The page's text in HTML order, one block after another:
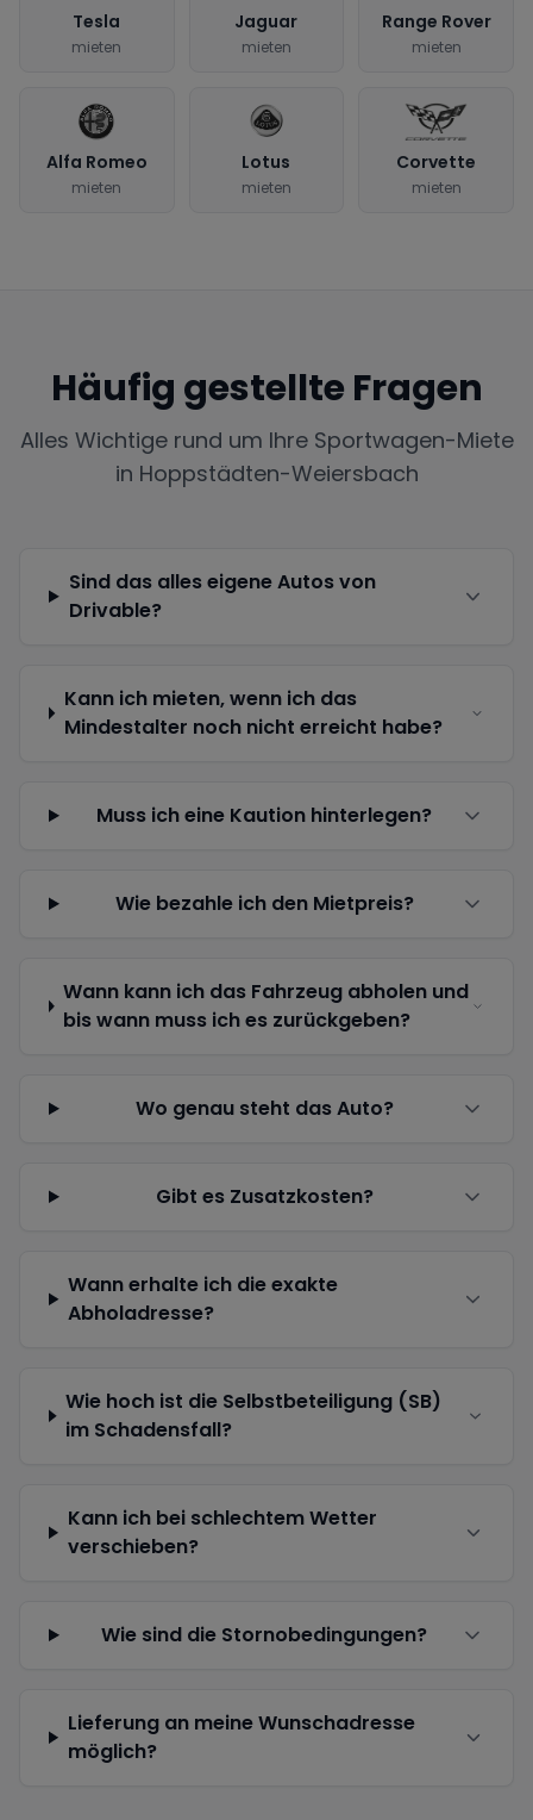
Tesla
mieten
Jaguar
mieten
Range Rover
mieten
Alfa Romeo
mieten
Lotus
mieten
Corvette
mieten
Häufig gestellte Fragen
Alles Wichtige rund um Ihre Sportwagen-Miete
in Hoppstädten-Weiersbach
Sind das alles eigene Autos von
Drivable?
Kann ich mieten, wenn ich das
Mindestalter noch nicht erreicht habe?
Muss ich eine Kaution hinterlegen?
Wie bezahle ich den Mietpreis?
Wann kann ich das Fahrzeug abholen und
bis wann muss ich es zurückgeben?
Wo genau steht das Auto?
Gibt es Zusatzkosten?
Wann erhalte ich die exakte
Abholadresse?
Wie hoch ist die Selbstbeteiligung (SB)
im Schadensfall?
Kann ich bei schlechtem Wetter
verschieben?
Wie sind die Stornobedingungen?
Lieferung an meine Wunschadresse
möglich?